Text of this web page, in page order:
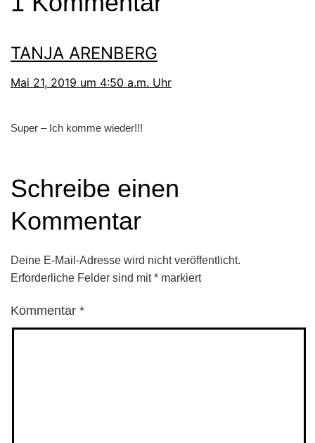
TANJA ARENBERG
Mai 21, 2019 um 4:50 a.m. Uhr
Super – Ich komme wieder!!!
Schreibe einen
Kommentar
Deine E-Mail-Adresse wird nicht veröffentlicht.
Erforderliche Felder sind mit* markiert
Kommentar *